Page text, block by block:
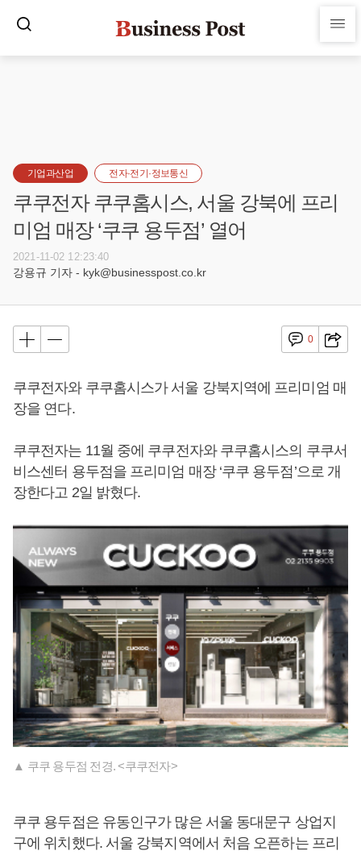
기업과산업 전자·전기·정보통신
쿠쿠전자 쿠쿠홈시스, 서울 강북에 프리
미엄 매장 ‘쿠쿠 용두점’ 열어
2021-11-02 12:23:40
강용규 기자 - kyk@businesspost.co.kr
0
쿠쿠전자와 쿠쿠홈시스가 서울 강북지역에 프리미엄 매
장을 연다.
쿠쿠전자는 11월 중에 쿠쿠전자와 쿠쿠홈시스의 쿠쿠서
비스센터 용두점을 프리미엄 매장 ‘쿠쿠 용두점’으로 개
장한다고 2일 밝혔다.
▲ 쿠쿠 용두점 전경. <쿠쿠전자>
쿠쿠 용두점은 유동인구가 많은 서울 동대문구 상업지
구에 위치했다. 서울 강북지역에서 처음 오픈하는 프리